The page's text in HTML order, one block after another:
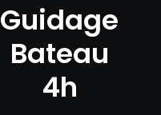
Guidage
Bateau
4h